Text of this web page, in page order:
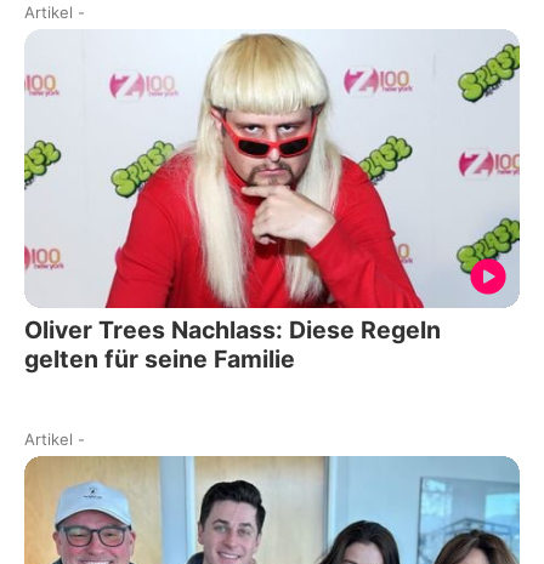
Artikel -
Oliver Trees Nachlass: Diese Regeln
gelten für seine Familie
Artikel -